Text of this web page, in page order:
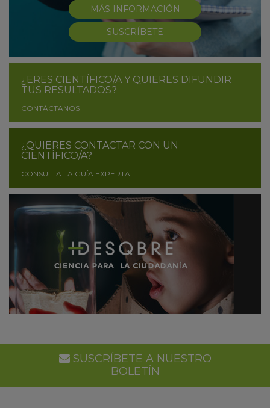
MÁS INFORMACIÓN
SUSCRÍBETE
¿ERES CIENTÍFICO/A Y QUIERES DIFUNDIR
TUS RESULTADOS?
CONTÁCTANOS
¿QUIERES CONTACTAR CON UN
CIENTÍFICO/A?
CONSULTA LA GUÍA EXPERTA
SUSCRÍBETE A NUESTRO
BOLETÍN